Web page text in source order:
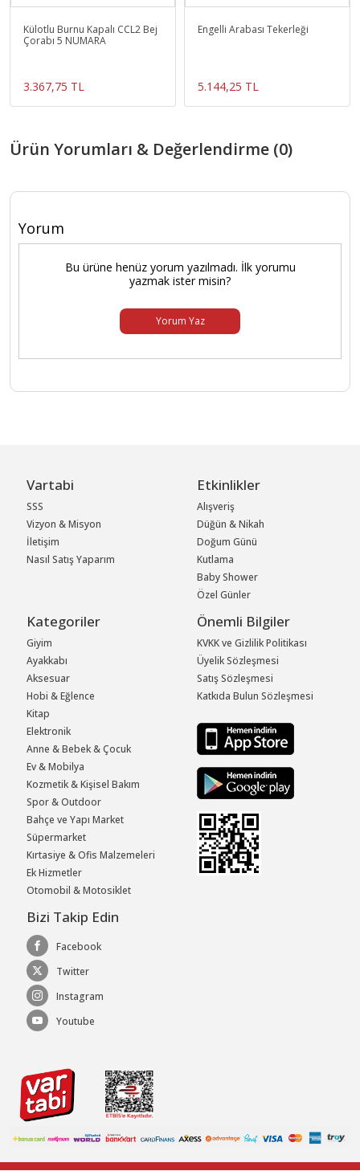
Külotlu Burnu Kapalı CCL2 Bej
Çorabı 5 NUMARA
3.367,75 TL
Engelli Arabası Tekerleği
5.144,25 TL
Ürün Yorumları & Değerlendirme (0)
Yorum
Bu ürüne henüz yorum yazılmadı. İlk yorumu
yazmak ister misin?
Yorum Yaz
Vartabi
SSS
Vizyon & Misyon
İletişim
Nasıl Satış Yaparım
Etkinlikler
Alışveriş
Düğün & Nikah
Doğum Günü
Kutlama
Baby Shower
Özel Günler
Kategoriler
Giyim
Ayakkabı
Aksesuar
Hobi & Eğlence
Kitap
Elektronik
Anne & Bebek & Çocuk
Ev & Mobilya
Kozmetik & Kişisel Bakım
Spor & Outdoor
Bahçe ve Yapı Market
Süpermarket
Kırtasiye & Ofis Malzemeleri
Ek Hizmetler
Otomobil & Motosiklet
Önemli Bilgiler
KVKK ve Gizlilik Politikası
Üyelik Sözleşmesi
Satış Sözleşmesi
Katkıda Bulun Sözleşmesi
Bizi Takip Edin
Facebook
Twitter
Instagram
Youtube